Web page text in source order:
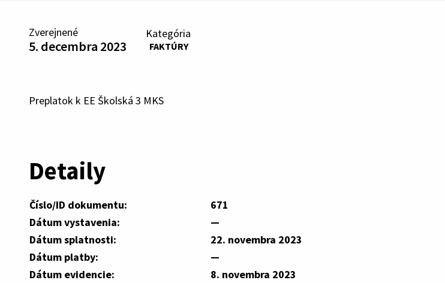
Zverejnené
5. decembra 2023
Kategória
FAKTÚRY
Preplatok k EE Školská 3 MKS
Detaily
Číslo/ID dokumentu:
671
Dátum vystavenia:
—
Dátum splatnosti:
22. novembra 2023
Dátum platby:
—
Dátum evidencie:
8. novembra 2023